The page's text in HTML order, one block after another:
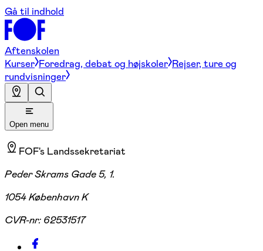
Gå til indhold
Aftenskolen
Kurser Foredrag, debat og højskoler Rejser, ture og
rundvisninger
Open menu
FOF's Landssekretariat
Peder Skrams Gade 5, 1.
1054 København K
CVR-nr: 62531517